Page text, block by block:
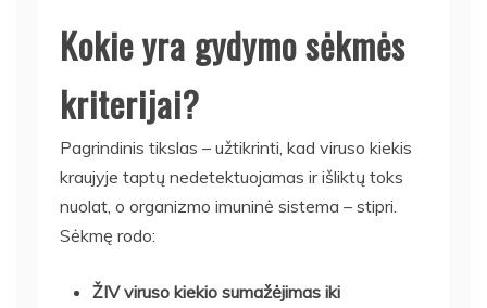
Kokie yra gydymo sėkmės
kriterijai?
Pagrindinis tikslas – užtikrinti, kad viruso kiekis
kraujyje taptų nedetektuojamas ir išliktų toks
nuolat, o organizmo imuninė sistema – stipri.
Sėkmę rodo:
ŽIV viruso kiekio sumažėjimas iki